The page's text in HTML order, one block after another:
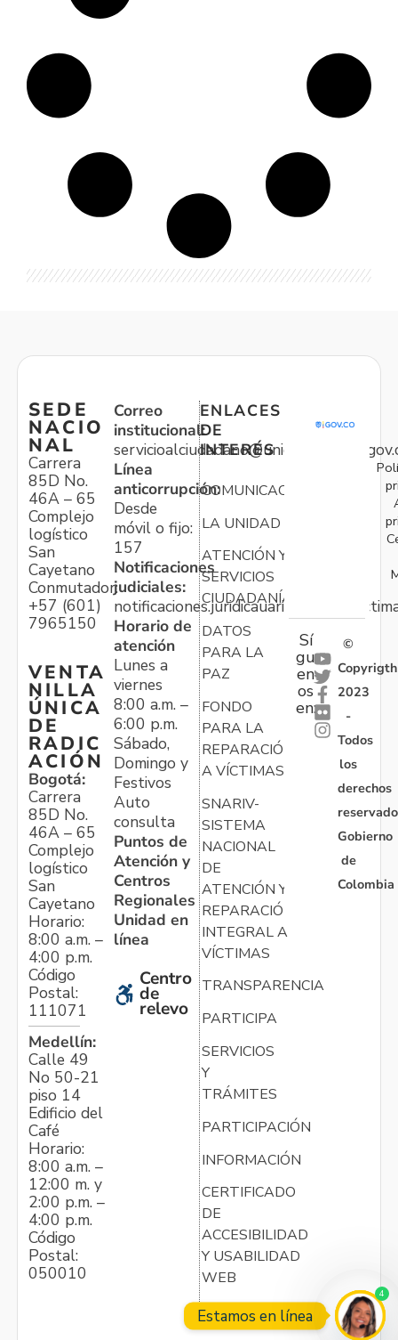
SEDE
NACIO
NAL
Carrera
85D No.
46A – 65
Complejo
logístico
San
Cayetano
Conmutador:
+57 (601)
7965150
VENTA
NILLA
ÚNICA
DE
RADIC
ACIÓN
Bogotá:
Carrera
85D No.
46A – 65
Complejo
logístico
San
Cayetano
Horario:
8:00 a.m. –
4:00 p.m.
Código
Postal:
111071
Medellín:
Calle 49
No 50-21
piso 14
Edificio del
Café
Horario:
8:00 a.m. –
12:00 m. y
2:00 p.m. –
4:00 p.m.
Código
Postal:
050010
Correo
institucional:
Línea
anticorrupción:
Desde
móvil o fijo:
157
Notificaciones
judiciales:
Horario de
atención
Lunes a
viernes
8:00 a.m. –
6:00 p.m.
Sábado,
Domingo y
Festivos
Auto
consulta
Puntos de
Atención y
Centros
Regionales
Unidad en
línea
Centro
de
relevo
ENLACES
DE
INTERÉS
COMUNICACIONES
LA UNIDAD
ATENCIÓN Y
SERVICIOS
CIUDADANÍA
DATOS
PARA LA
PAZ
FONDO
PARA LA
REPARACIÓN
A VÍCTIMAS
SNARIV-
SISTEMA
NACIONAL
DE
ATENCIÓN Y
REPARACIÓN
INTEGRAL A
VÍCTIMAS
TRANSPARENCIA
PARTICIPA
SERVICIOS
Y
TRÁMITES
PARTICIPACIÓN
INFORMACIÓN
CERTIFICADO
DE
ACCESIBILIDAD
Y USABILIDAD
WEB
Sí
gu
en
os
en:
©
Copyrigth
2023
-
Todos
los
derechos
Gobierno
de
Colombia
Estamos en línea
4